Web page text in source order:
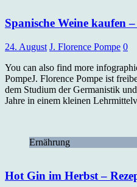
Spanische Weine kaufen
24. August J. Florence Pompe 0
You can also find more
PompeJ. Florence Pompe ist
dem Studium der Germanistik
Jahre in einem kleinen
Ernährung
Hot Gin im Herbst –